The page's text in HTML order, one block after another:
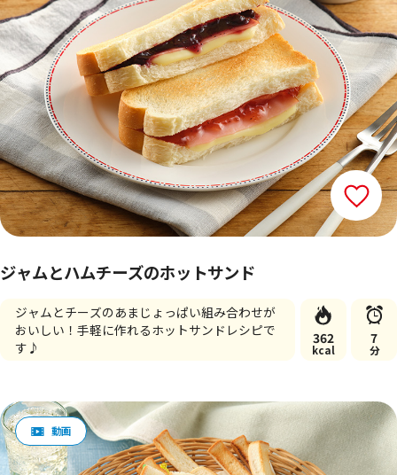
ジャムとハムチーズのホットサンド
ジャムとチーズのあまじょっぱい組み合わせが
おいしい！手軽に作れるホットサンドレシピで
す♪
362
kcal
7
分